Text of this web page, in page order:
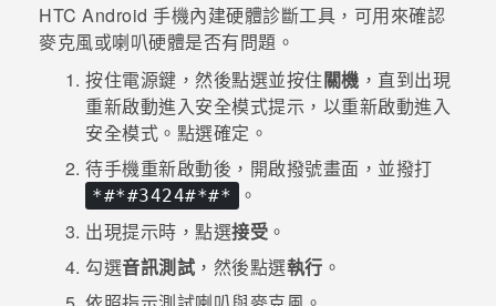
HTC Android 手機內建硬體診斷工具，可用來確認
麥克風或喇叭硬體是否有問題。
按住電源鍵，然後點選並按住關機 ，直到出現
重新啟動進入安全模式提示，以重新啟動進入
安全模式 。點選確定 。
待手機重新啟動後，開啟撥號畫面，並撥打
*#*#3424#*#*
。
出現提示時，點選接受 。
勾選音訊測試 ，然後點選執行 。